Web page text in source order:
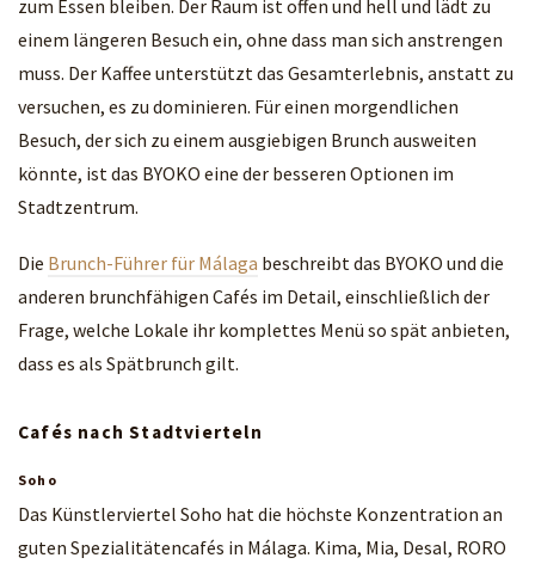
zum Essen bleiben. Der Raum ist offen und hell und lädt zu
einem längeren Besuch ein, ohne dass man sich anstrengen
muss. Der Kaffee unterstützt das Gesamterlebnis, anstatt zu
versuchen, es zu dominieren. Für einen morgendlichen
Besuch, der sich zu einem ausgiebigen Brunch ausweiten
könnte, ist das BYOKO eine der besseren Optionen im
Stadtzentrum.
Die Brunch-Führer für Málaga beschreibt das BYOKO und die
anderen brunchfähigen Cafés im Detail, einschließlich der
Frage, welche Lokale ihr komplettes Menü so spät anbieten,
dass es als Spätbrunch gilt.
Cafés nach Stadtvierteln
Soho
Das Künstlerviertel Soho hat die höchste Konzentration an
guten Spezialitätencafés in Málaga. Kima, Mia, Desal, RORO